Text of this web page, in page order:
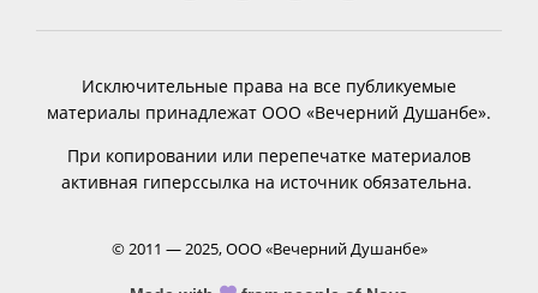
Исключительные права на все публикуемые
материалы принадлежат ООО «Вечерний Душанбе».
При копировании или перепечатке материалов
активная гиперссылка на источник обязательна.
© 2011 — 2025, ООО «Вечерний Душанбе»